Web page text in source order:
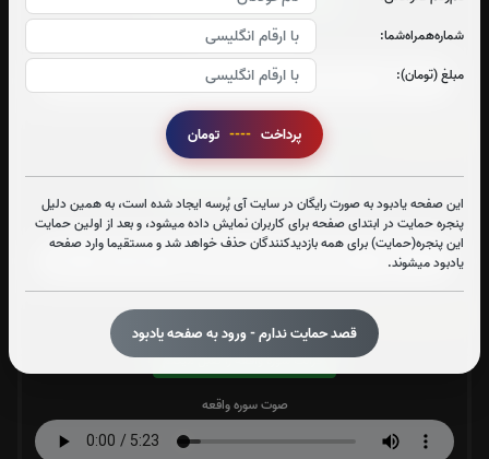
شماره‌همراه‌شما:
مبلغ (تومان):
پرداخت ----
این صفحه یادبود به صورت رایگان در سایت آی پُرسه ایجاد شده است، به همین دلیل
پنجره حمایت در ابتدای صفحه برای کاربران نمایش داده میشود، و بعد از اولین حمایت
این پنجره(حمایت) برای همه بازدیدکنندگان حذف خواهد شد و مستقیما وارد صفحه
یادبود میشوند.
قصد حمایت ندارم - ورود به صفحه یادبود
صوت سوره یاسین
قرائت سوره قدر را تقبل میکنم
صوت سوره قدر
سوره واقعه:1بار
قرائت سوره واقعه را تقبل میکنم
صوت سوره واقعه